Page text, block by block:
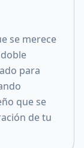
se merece
para
que se
de tu